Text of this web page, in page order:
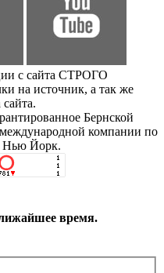
с сайта СТРОГО
на источник, а так же
Бернской
компании по
Нью Йорк.
время.